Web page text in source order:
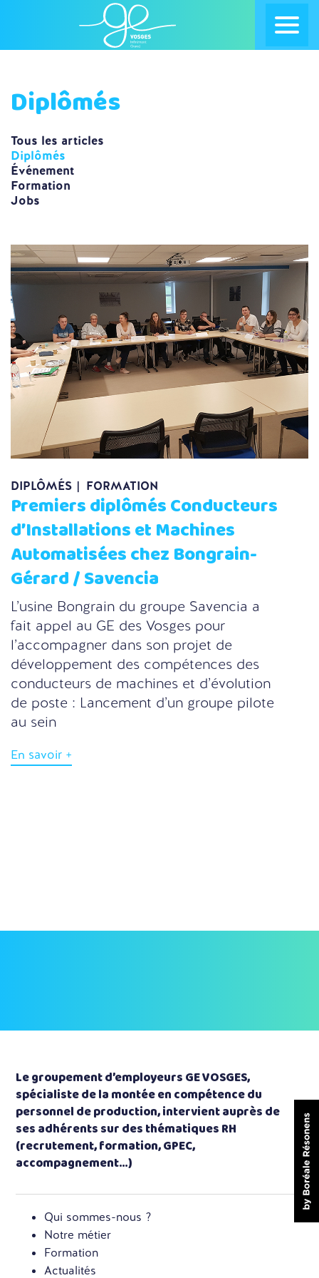
Diplômés
Tous les articles
Diplômés
Événement
Formation
Jobs
DIPLÔMÉS FORMATION
Premiers diplômés Conducteurs
d’Installations et Machines
Automatisées chez Bongrain-
Gérard / Savencia
L’usine Bongrain du groupe Savencia a
fait appel au GE des Vosges pour
l’accompagner dans son projet de
développement des compétences des
conducteurs de machines et d’évolution
de poste : Lancement d’un groupe pilote
au sein
En savoir +
Le groupement d’employeurs GE VOSGES,
spécialiste de la montée en compétence du
personnel de production, intervient auprès de
ses adhérents sur des thématiques RH
(recrutement, formation, GPEC,
accompagnement…)
Qui sommes-nous ?
Notre métier
Formation
Actualités